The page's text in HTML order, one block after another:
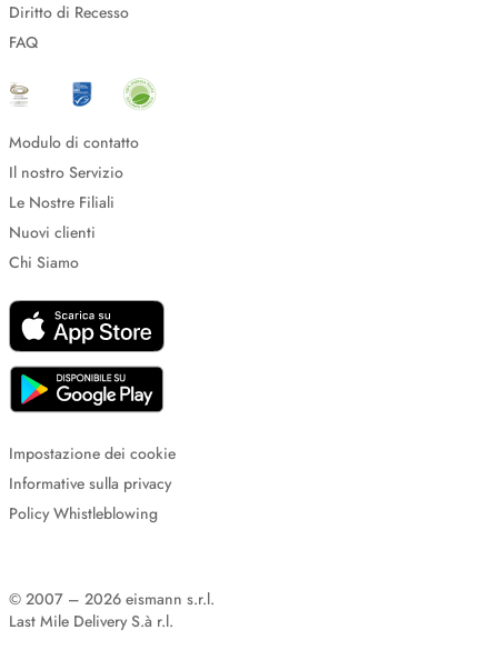
Diritto di Recesso
FAQ
Modulo di contatto
Il nostro Servizio
Le Nostre Filiali
Nuovi clienti
Chi Siamo
Impostazione dei cookie
Informative sulla privacy
Policy Whistleblowing
© 2007 – 2026 eismann s.r.l.
Last Mile Delivery S.à r.l.